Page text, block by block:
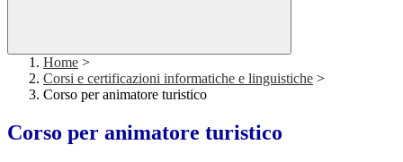
Home >
Corsi e certificazioni informatiche e linguistiche >
Corso per animatore turistico
Corso per animatore turistico